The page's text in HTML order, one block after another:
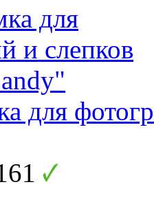
для